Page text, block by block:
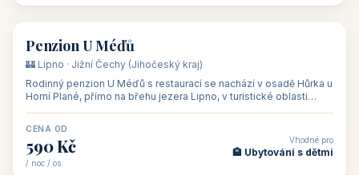
🏡 penzion
Penzion U Méďů
🏰 Lipno · Jižní Čechy (Jihočeský kraj)
Rodinný penzion U Méďů s restaurací se nachází v osadě Hůrka u
Horní Plané, přímo na břehu jezera Lipno, v turistické oblasti
CENA OD
590 Kč
/ noc / os.
Vhodné pro
🏨 Ubytování s dětmi